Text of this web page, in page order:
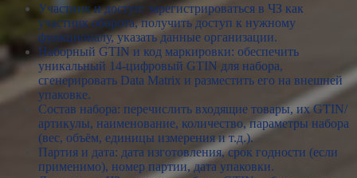
Участник и доступ: зарегистрироваться в ЧЗ как
участник оборота, получить доступ к нужному
функционалу, указать данные организации.
Наборный GTIN и код маркировки: обеспечить
уникальный 14-цифровый GTIN для набора,
сгенерировать Data Matrix и разместить его на внешней
упаковке.
Состав набора: перечислить входящие товары, их GTIN/
артикулы, наименование, количество, параметры набора
(вес, объём, единицы измерения и т.д.).
Партия и дата: дата изготовления, срок годности (если
применимо), номер партии, дата упаковки.